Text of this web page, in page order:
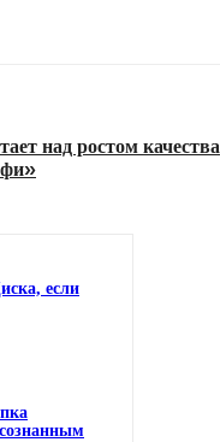
над ростом качества
если